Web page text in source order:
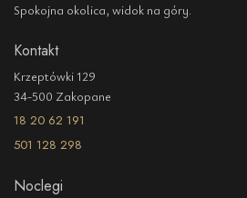
Spokojna okolica, widok na góry.
Kontakt
Krzeptówki 129
34-500 Zakopane
18 20 62 191
501 128 298
Noclegi